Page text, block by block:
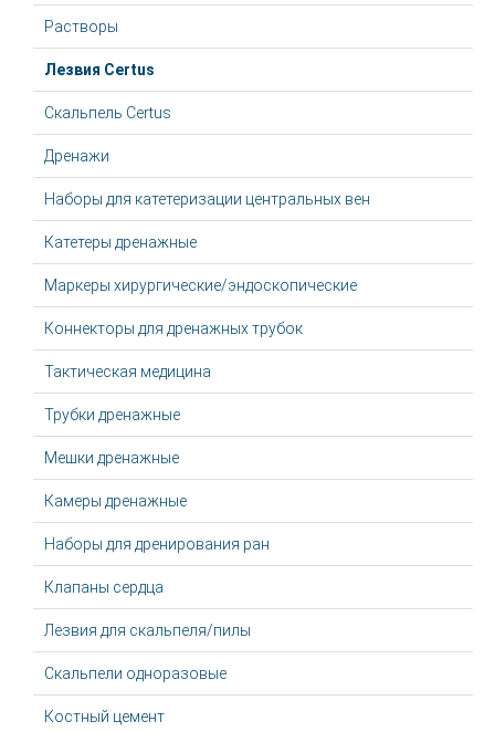
Растворы
Лезвия Certus
Скальпель Certus
Дренажи
Наборы для катетеризации центральных вен
Катетеры дренажные
Маркеры хирургические/эндоскопические
Коннекторы для дренажных трубок
Тактическая медицина
Трубки дренажные
Мешки дренажные
Камеры дренажные
Наборы для дренирования ран
Клапаны сердца
Лезвия для скальпеля/пилы
Скальпели одноразовые
Костный цемент